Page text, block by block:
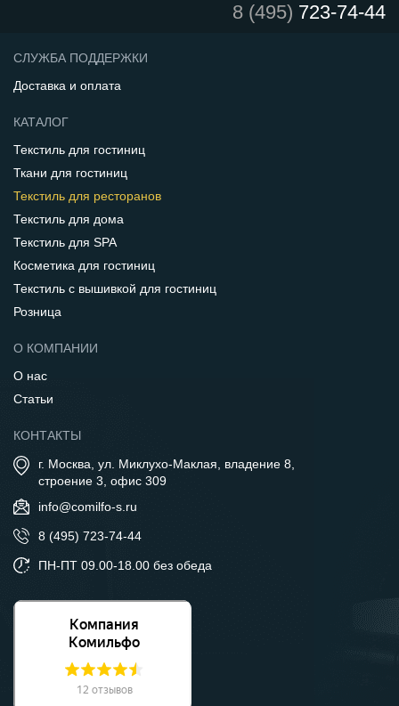
8 (495) 723-74-44
СЛУЖБА ПОДДЕРЖКИ
Доставка и оплата
КАТАЛОГ
Текстиль для гостиниц
Ткани для гостиниц
Текстиль для ресторанов
Текстиль для дома
Текстиль для SPA
Косметика для гостиниц
Текстиль с вышивкой для гостиниц
Розница
О КОМПАНИИ
О нас
Статьи
КОНТАКТЫ
г. Москва, ул. Миклухо-Маклая, владение 8,
строение 3, офис 309
info@comilfo-s.ru
8 (495) 723-74-44
ПН-ПТ 09.00-18.00 без обеда